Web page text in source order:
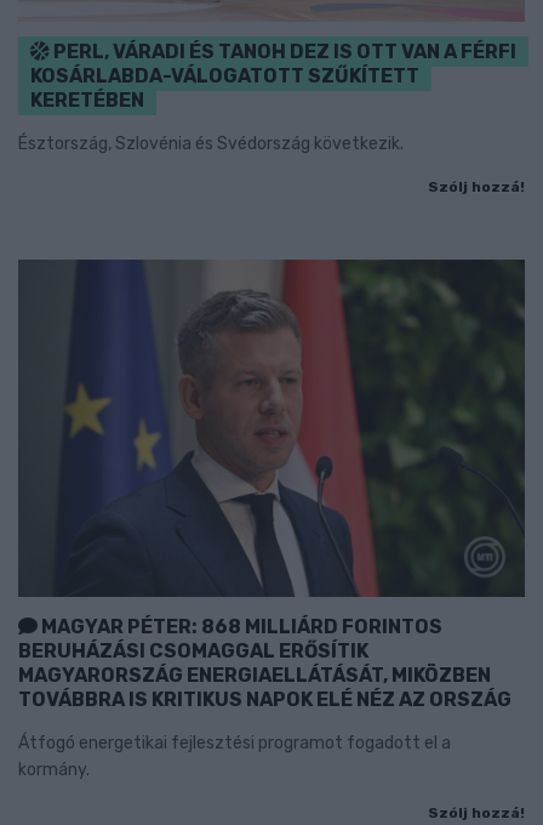
PERL, VÁRADI ÉS TANOH DEZ IS OTT VAN A FÉRFI
KOSÁRLABDA-VÁLOGATOTT SZŰKÍTETT
KERETÉBEN
Észtország, Szlovénia és Svédország következik.
Szólj hozzá!
MAGYAR PÉTER: 868 MILLIÁRD FORINTOS
BERUHÁZÁSI CSOMAGGAL ERŐSÍTIK
MAGYARORSZÁG ENERGIAELLÁTÁSÁT, MIKÖZBEN
TOVÁBBRA IS KRITIKUS NAPOK ELÉ NÉZ AZ ORSZÁG
Átfogó energetikai fejlesztési programot fogadott el a
kormány.
Szólj hozzá!